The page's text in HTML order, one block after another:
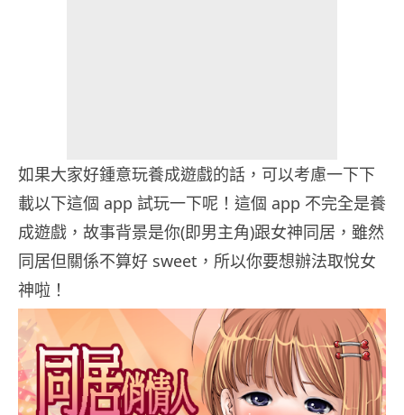
如果大家好鍾意玩養成遊戲的話，可以考慮一下下
載以下這個 app 試玩一下呢！這個 app 不完全是養
成遊戲，故事背景是你(即男主角)跟女神同居，雖然
同居但關係不算好 sweet，所以你要想辦法取悅女
神啦！